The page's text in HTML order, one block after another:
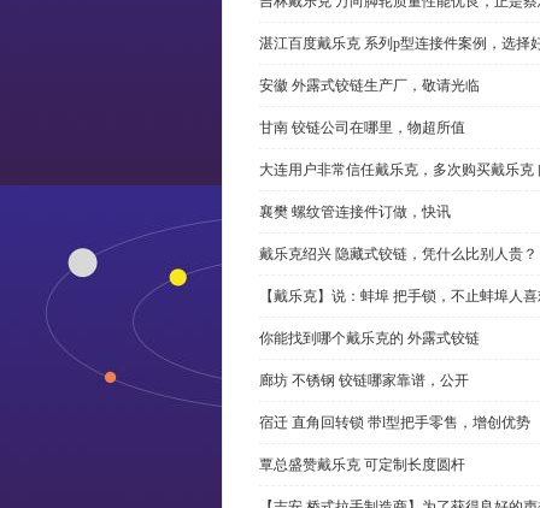
湛江百度戴乐克 系列p型连接件案例，选择
安徽 外露式铰链生产厂，敬请光临
甘南 铰链公司在哪里，物超所值
大连用户非常信任戴乐克，多次购买戴乐克
襄樊 螺纹管连接件订做，快讯
戴乐克绍兴 隐藏式铰链，凭什么比别人贵？
【戴乐克】说：蚌埠 把手锁，不止蚌埠人
你能找到哪个戴乐克的 外露式铰链
廊坊 不锈钢 铰链哪家靠谱，公开
宿迁 直角回转锁 带l型把手零售，增创优势
覃总盛赞戴乐克 可定制长度圆杆